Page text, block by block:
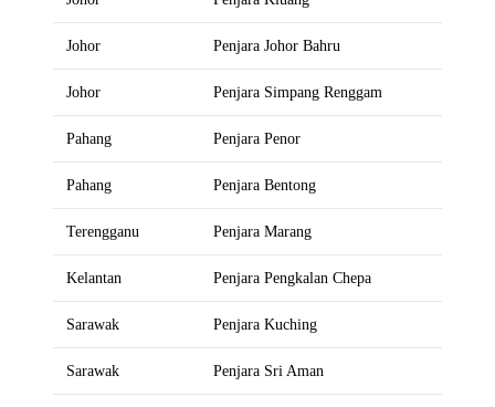
Johor Penjara Johor Bahru
Johor Penjara Simpang Renggam
Pahang Penjara Penor
Pahang Penjara Bentong
Terengganu Penjara Marang
Kelantan Penjara Pengkalan Chepa
Sarawak Penjara Kuching
Sarawak Penjara Sri Aman